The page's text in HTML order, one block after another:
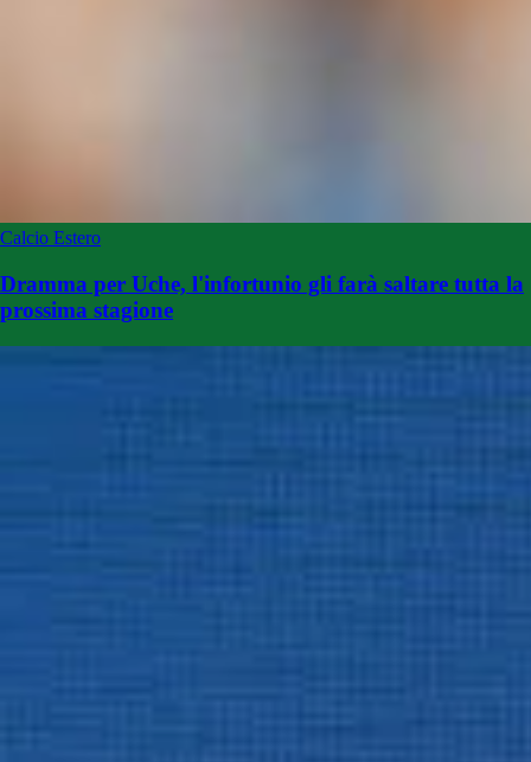
Calcio Estero
Dramma per Uche, l'infortunio gli farà saltare tutta la
prossima stagione